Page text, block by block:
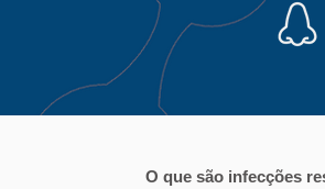
O que são infecções